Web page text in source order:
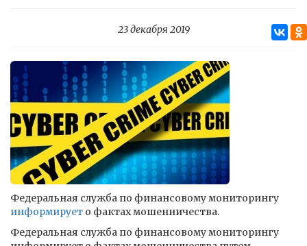
23 декабря 2019
Федеральная служба по финансовому мониторингу
информирует о фактах мошенничества.
Федеральная служба по финансовому мониторингу